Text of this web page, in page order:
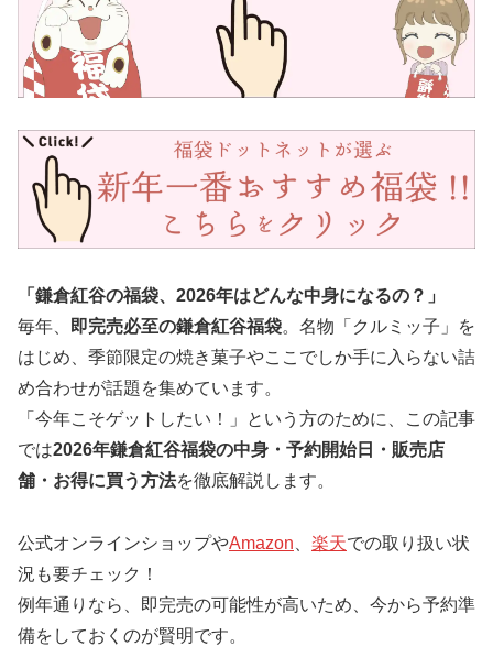
「鎌倉紅谷の福袋、2026年はどんな中身になるの？」
毎年、
即完売必至の鎌倉紅谷福袋。名物「クルミッ子」を
はじめ、季節限定の焼き菓子やここでしか手に入らない詰
め合わせが話題を集めています。
「今年こそゲットしたい！」という方のために、この記事
では2026年鎌倉紅谷福袋の中身・予約開始日・販売店
舗・お得に買う方法を徹底解説します。
公式オンラインショップやAmazon 楽天での取り扱い状
況も要チェック！
例年通りなら、即完売の可能性が高いため、今から予約準
備をしておくのが賢明です。